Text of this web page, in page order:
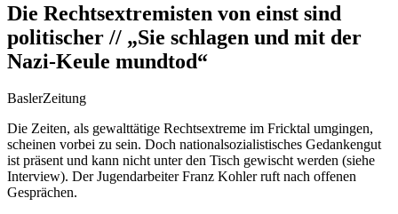
Die Rechtsextremisten von einst sind
politischer // „Sie schlagen und mit der
Nazi-Keule mundtod“
BaslerZeitung
Die Zeiten, als gewalttätige Rechtsextreme im Fricktal umgingen,
scheinen vorbei zu sein. Doch nationalsozialistisches Gedankengut
ist präsent und kann nicht unter den Tisch gewischt werden (siehe
Interview). Der Jugendarbeiter Franz Kohler ruft nach offenen
Gesprächen.